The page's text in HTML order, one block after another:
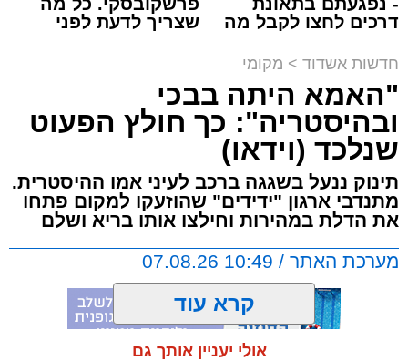
הנסיעה על אחד הנוסעים, איבד שליטה ובצעד
דרמטי ואלים ניפץ את שמשת האוטובוס.
המעשה האלים גרם להתרסקות זכוכיות ולרגעים
של אימה בתוך כלי הרכב. ילדים רבים ונוסעים
אחרים שהיו על האוטובוס לקו בטראומה, פרצו
בבכי היסטרי ונאלצו לחוות רגעים של חרדה
עמוקה בעיצומה של הנסיעה בכביש.
בעקבות פניות דחופות ודיווחים שהעבירו הנוסעים
המבוהלים למוקדי החירום, כוחות משטרה הוזעקו
לזירה ועצרו את האוטובוס בהמשך המסלול כדי
לטפל באירוע ולתחקר את המעורבים.
דרכים לחצו לקבל מה
שצריך לדעת לפני
חדשות אשדוד > מקומי
"האמא היתה בבכי
ובהיסטריה": כך חולץ הפעוט
שנלכד (וידאו)
תינוק ננעל בשגגה ברכב לעיני אמו ההיסטרית.
מתנדבי ארגון "ידידים" שהוזעקו למקום פתחו
את הדלת במהירות וחילצו אותו בריא ושלם
מערכת האתר / 10:49 07.08.26
קרא עוד
אולי יעניין אותך גם